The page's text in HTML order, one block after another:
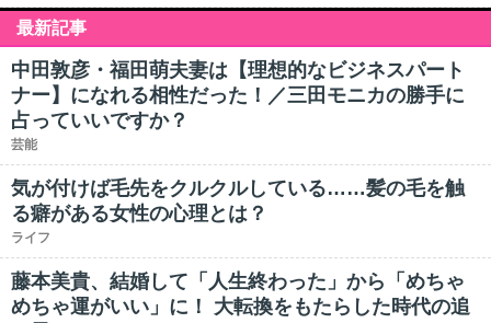
最新記事
中田敦彦・福田萌夫妻は【理想的なビジネスパート
ナー】になれる相性だった！／三田モニカの勝手に
占っていいですか？
芸能
気が付けば毛先をクルクルしている……髪の毛を触
る癖がある女性の心理とは？
ライフ
藤本美貴、結婚して「人生終わった」から「めちゃ
めちゃ運がいい」に！ 大転換をもたらした時代の追